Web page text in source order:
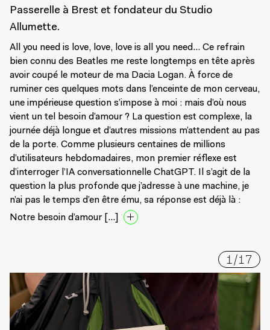
Passerelle à Brest et fondateur du Studio
Allumette.
All you need is love, love, love is all you need… Ce refrain
bien connu des Beatles me reste longtemps en tête après
avoir coupé le moteur de ma Dacia Logan. À force de
ruminer ces quelques mots dans l’enceinte de mon cerveau,
une impérieuse question s’impose à moi : mais d’où nous
vient un tel besoin d’amour ? La question est complexe, la
journée déjà longue et d’autres missions m’attendent au pas
de la porte. Comme plusieurs centaines de millions
d’utilisateurs hebdomadaires, mon premier réflexe est
d’interroger l’IA conversationnelle ChatGPT. Il s’agit de la
question la plus profonde que j’adresse à une machine, je
n’ai pas le temps d’en être ému, sa réponse est déjà là :
Notre besoin d’amour […]
1 /17